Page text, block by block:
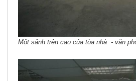
Một sảnh trên cao của tòa nhà - văn